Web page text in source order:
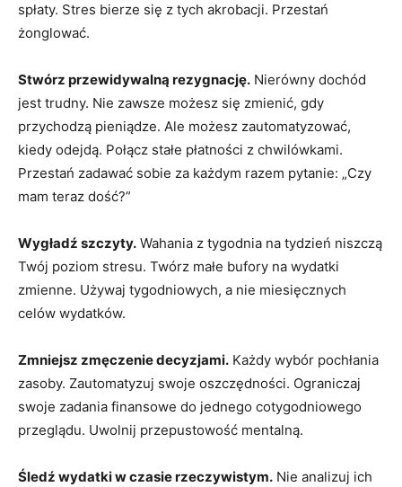
spłaty. Stres bierze się z tych akrobacji. Przestań
żonglować.
Stwórz przewidywalną rezygnację. Nierówny dochód
jest trudny. Nie zawsze możesz się zmienić, gdy
przychodzą pieniądze. Ale możesz zautomatyzować,
kiedy odejdą. Połącz stałe płatności z chwilówkami.
Przestań zadawać sobie za każdym razem pytanie: „Czy
mam teraz dość?”
Wygładź szczyty. Wahania z tygodnia na tydzień niszczą
Twój poziom stresu. Twórz małe bufory na wydatki
zmienne. Używaj tygodniowych, a nie miesięcznych
celów wydatków.
Zmniejsz zmęczenie decyzjami. Każdy wybór pochłania
zasoby. Zautomatyzuj swoje oszczędności. Ograniczaj
swoje zadania finansowe do jednego cotygodniowego
przeglądu. Uwolnij przepustowość mentalną.
Śledź wydatki w czasie rzeczywistym. Nie analizuj ich